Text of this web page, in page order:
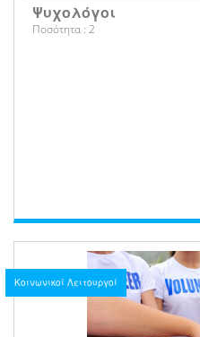
Ψυχολόγοι
Ποσότητα : 2
Κοινωνικοί Λειτουργοί